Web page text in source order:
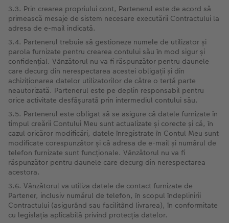
3.3. Prin crearea propriului cont, Partenerul este de acord să
primească mesaje de sistem necesare executării Contractului la
adresa de e-mail indicată.
3.4. Partenerul trebuie să gestioneze numele de utilizator și
parola furnizate pentru crearea contului său în mod sigur și
confidențial. Vânzătorul nu va fi răspunzător pentru daunele
care decurg din nerespectarea acestei obligații și din
achiziționarea datelor utilizatorilor de către o terță parte
neautorizată. Partenerul este pe deplin responsabil pentru
orice activitate desfășurată prin intermediul contului său.
3.5. Partenerul este obligat să se asigure că datele furnizate în
timpul creării Contului Meu sunt actualizate și corecte și că, în
cazul oricăror modificări, datele înregistrate în Contul Meu sunt
modificate corespunzător și că adresa de e-mail și numărul de
telefon furnizate sunt funcționale. Vânzătorul nu va fi
răspunzător pentru daunele care decurg din nerespectarea
acestora.
3.6. Vânzătorul va utiliza datele de contact furnizate de
Partener, inclusiv numărul de telefon, în scopul îndeplinirii
Contractului (asigurând sau facilitând livrarea), în conformitate
cu legislația aplicabilă privind protecția datelor.